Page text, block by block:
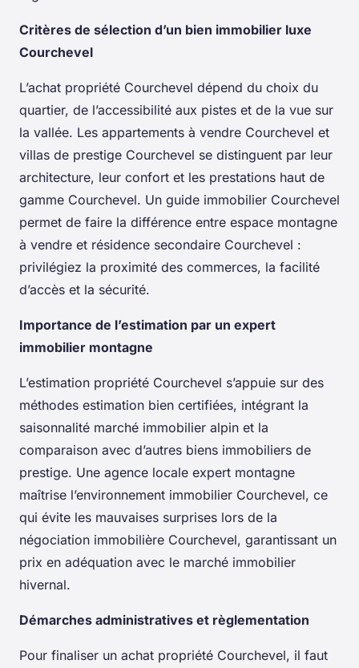
Critères de sélection d’un bien immobilier luxe
Courchevel
L’achat propriété Courchevel dépend du choix du
quartier, de l’accessibilité aux pistes et de la vue sur
la vallée. Les appartements à vendre Courchevel et
villas de prestige Courchevel se distinguent par leur
architecture, leur confort et les prestations haut de
gamme Courchevel. Un guide immobilier Courchevel
permet de faire la différence entre espace montagne
à vendre et résidence secondaire Courchevel :
privilégiez la proximité des commerces, la facilité
d’accès et la sécurité.
Importance de l’estimation par un expert
immobilier montagne
L’estimation propriété Courchevel s’appuie sur des
méthodes estimation bien certifiées, intégrant la
saisonnalité marché immobilier alpin et la
comparaison avec d’autres biens immobiliers de
prestige. Une agence locale expert montagne
maîtrise l’environnement immobilier Courchevel, ce
qui évite les mauvaises surprises lors de la
négociation immobilière Courchevel, garantissant un
prix en adéquation avec le marché immobilier
hivernal.
Démarches administratives et règlementation
Pour finaliser un achat propriété Courchevel, il faut